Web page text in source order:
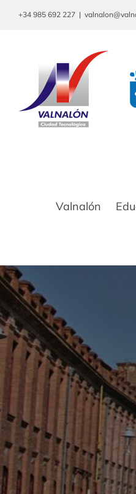
Saltar+34 985 692 227 |
Valnalón